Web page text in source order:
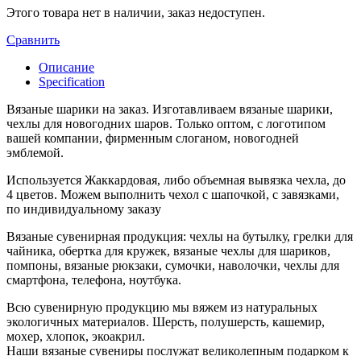
Этого товара нет в наличии, заказ недоступен.
Сравнить
Описание
Specification
Вязаные шарики на заказ. Изготавливаем вязаные шарики,
чехлы для новогодних шаров. Только оптом, с логотипом
вашей компании, фирменным слоганом, новогодней
эмблемой.
Используется Жаккардовая, либо объемная вывязка чехла, до
4 цветов. Можем выполнить чехол с шапочкой, с завязками,
по индивидуальному заказу
Вязаные сувенирная продукция: чехлы на бутылку, грелки для
чайника, обертка для кружек, вязаные чехлы для шариков,
помпоны, вязаные рюкзаки, сумочки, наволочки, чехлы для
смартфона, телефона, ноутбука.
Всю сувенирную продукцию мы вяжем из натуральных
экологичных материалов. Шерсть, полушерсть, кашемир,
мохер, хлопок, экоакрил.
Наши вязаные сувениры послужат великолепным подарком к